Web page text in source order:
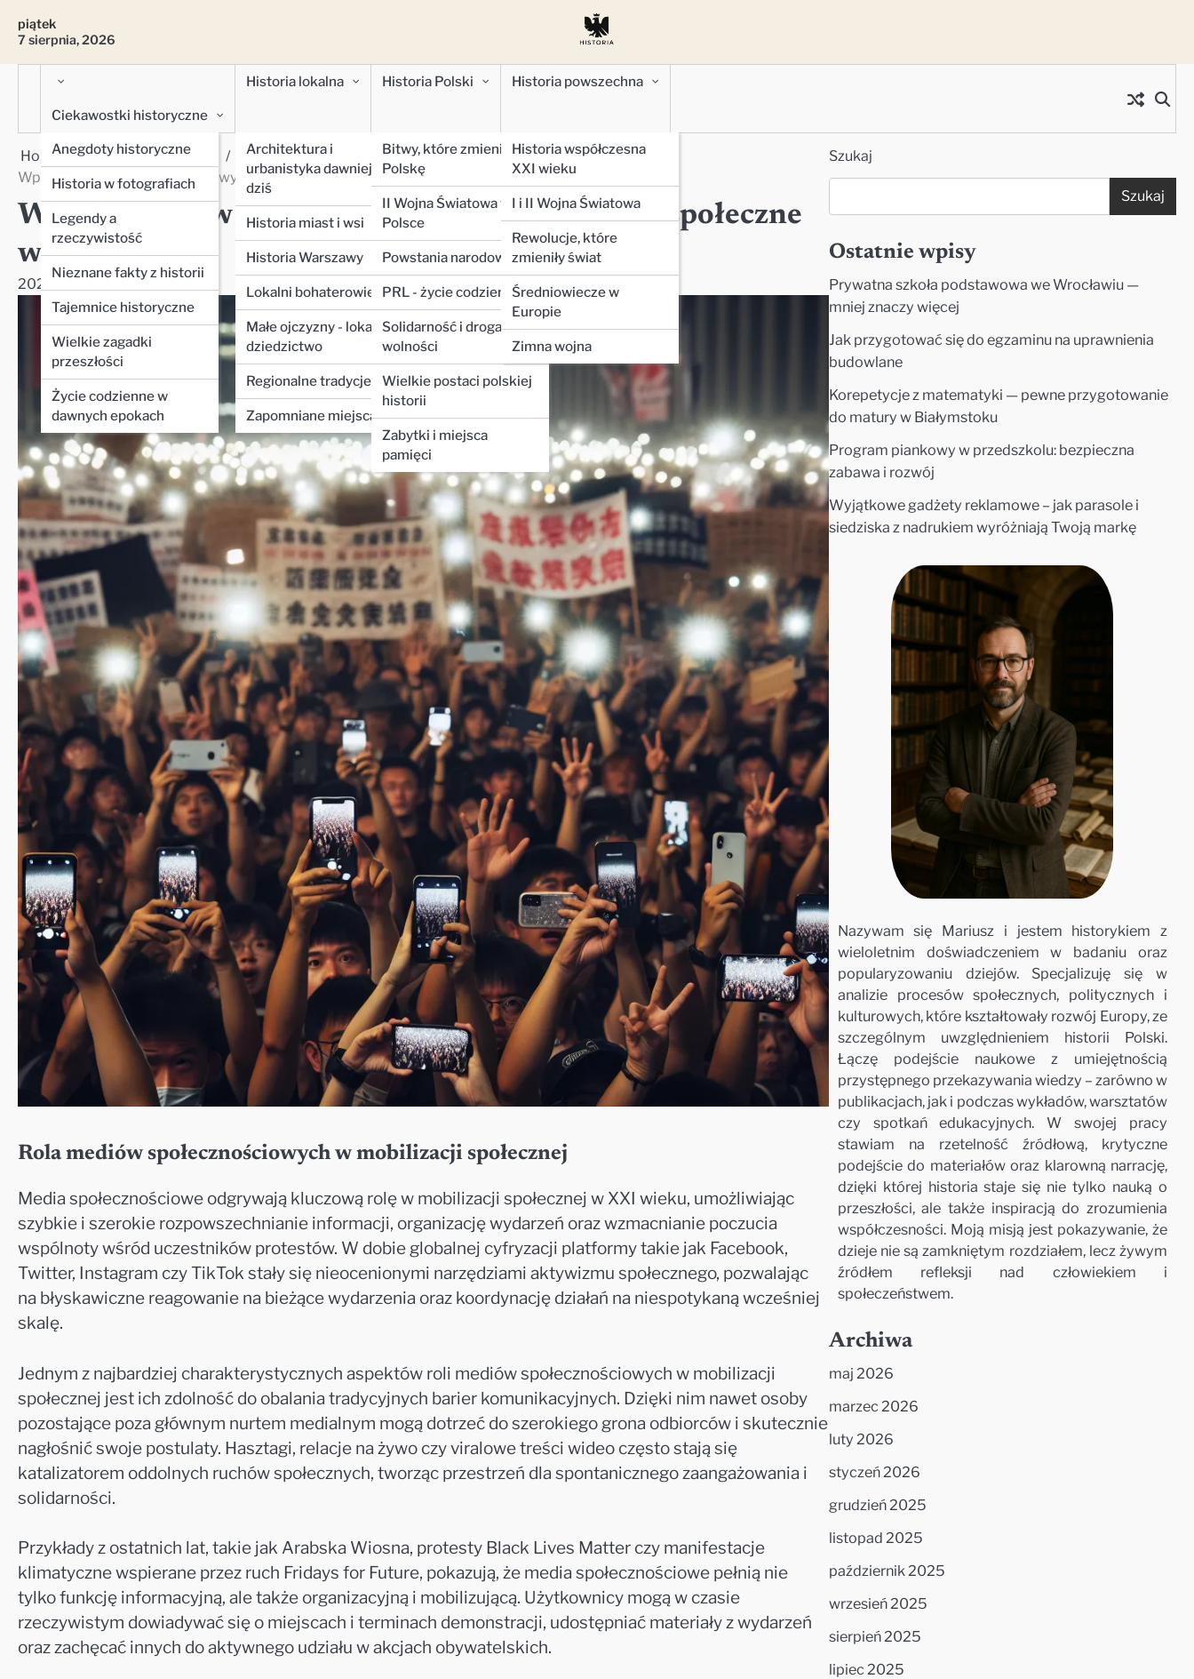
piątek
7 sierpnia, 2026
Ciekawostki historyczne
Anegdoty historyczne
Historia w fotografiach
Legendy a
rzeczywistość
Nieznane fakty z historii
Tajemnice historyczne
Wielkie zagadki
przeszłości
Życie codzienne w
dawnych epokach
Historia lokalna
Architektura i
urbanistyka dawniej i
dziś
Historia miast i wsi
Historia Warszawy
Lokalni bohaterowie
Małe ojczyzny - lokalne
dziedzictwo
Regionalne tradycje
Zapomniane miejsca
Historia Polski
Bitwy, które zmieniły
Polskę
II Wojna Światowa w
Polsce
Powstania narodowe
PRL - życie codzienne
Solidarność i droga do
wolności
Wielkie postaci polskiej
historii
Zabytki i miejsca
pamięci
Historia powszechna
Historia współczesna
XXI wieku
I i II Wojna Światowa
Rewolucje, które
zmieniły świat
Średniowiecze w
Europie
Zimna wojna
Home Historia powszechna
Historia współczesna XXI wieku
Wpływ mediów społecznościowych na protesty społeczne w XXI wieku
Wpływ mediów społecznościowych na protesty społeczne
w XXI wieku
2025-09-26 admin
Rola mediów społecznościowych w mobilizacji społecznej
Media społecznościowe odgrywają kluczową rolę w mobilizacji społecznej w XXI wieku, umożliwiając
szybkie i szerokie rozpowszechnianie informacji, organizację wydarzeń oraz wzmacnianie poczucia
wspólnoty wśród uczestników protestów. W dobie globalnej cyfryzacji platformy takie jak Facebook,
Twitter, Instagram czy TikTok stały się nieocenionymi narzędziami aktywizmu społecznego, pozwalając
na błyskawiczne reagowanie na bieżące wydarzenia oraz koordynację działań na niespotykaną wcześniej
skalę.
Jednym z najbardziej charakterystycznych aspektów roli mediów społecznościowych w mobilizacji
społecznej jest ich zdolność do obalania tradycyjnych barier komunikacyjnych. Dzięki nim nawet osoby
pozostające poza głównym nurtem medialnym mogą dotrzeć do szerokiego grona odbiorców i skutecznie
nagłośnić swoje postulaty. Hasztagi, relacje na żywo czy viralowe treści wideo często stają się
katalizatorem oddolnych ruchów społecznych, tworząc przestrzeń dla spontanicznego zaangażowania i
solidarności.
Przykłady z ostatnich lat, takie jak Arabska Wiosna, protesty Black Lives Matter czy manifestacje
klimatyczne wspierane przez ruch Fridays for Future, pokazują, że media społecznościowe pełnią nie
tylko funkcję informacyjną, ale także organizacyjną i mobilizującą. Użytkownicy mogą w czasie
rzeczywistym dowiadywać się o miejscach i terminach demonstracji, udostępniać materiały z wydarzeń
oraz zachęcać innych do aktywnego udziału w akcjach obywatelskich.
Szukaj
Szukaj
Ostatnie wpisy
Prywatna szkoła podstawowa we Wrocławiu —
mniej znaczy więcej
Jak przygotować się do egzaminu na uprawnienia
budowlane
Korepetycje z matematyki — pewne przygotowanie
do matury w Białymstoku
Program piankowy w przedszkolu: bezpieczna
zabawa i rozwój
Wyjątkowe gadżety reklamowe – jak parasole i
siedziska z nadrukiem wyróżniają Twoją markę
Nazywam się Mariusz i jestem historykiem z
wieloletnim doświadczeniem w badaniu oraz
popularyzowaniu dziejów. Specjalizuję się w
analizie procesów społecznych, politycznych i
kulturowych, które kształtowały rozwój Europy, ze
szczególnym uwzględnieniem historii Polski.
Łączę podejście naukowe z umiejętnością
przystępnego przekazywania wiedzy – zarówno w
publikacjach, jak i podczas wykładów, warsztatów
czy spotkań edukacyjnych. W swojej pracy
stawiam na rzetelność źródłową, krytyczne
podejście do materiałów oraz klarowną narrację,
dzięki której historia staje się nie tylko nauką o
przeszłości, ale także inspiracją do zrozumienia
współczesności. Moją misją jest pokazywanie, że
dzieje nie są zamkniętym rozdziałem, lecz żywym
źródłem refleksji nad człowiekiem i
społeczeństwem.
Archiwa
maj 2026
marzec 2026
luty 2026
styczeń 2026
grudzień 2025
listopad 2025
październik 2025
wrzesień 2025
sierpień 2025
lipiec 2025